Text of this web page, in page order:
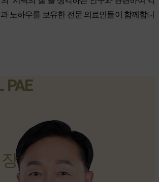
노하우를 보유한 전문 의료인들이 함께합니
PAE